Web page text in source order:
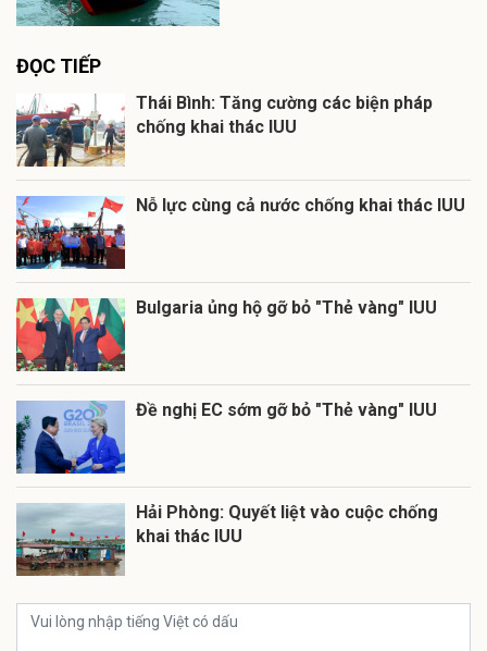
ĐỌC TIẾP
Thái Bình: Tăng cường các biện pháp
chống khai thác IUU
Nỗ lực cùng cả nước chống khai thác IUU
Bulgaria ủng hộ gỡ bỏ "Thẻ vàng" IUU
Đề nghị EC sớm gỡ bỏ "Thẻ vàng" IUU
Hải Phòng: Quyết liệt vào cuộc chống
khai thác IUU